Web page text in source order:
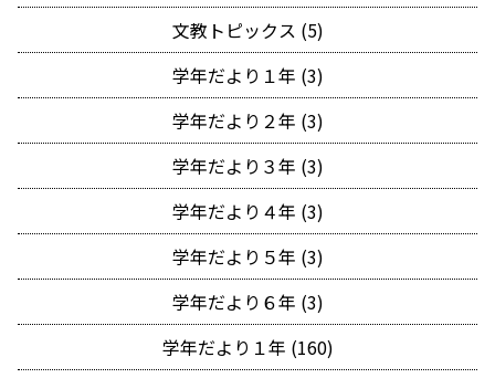
文教トピックス (5)
学年だより１年 (3)
学年だより２年 (3)
学年だより３年 (3)
学年だより４年 (3)
学年だより５年 (3)
学年だより６年 (3)
学年だより１年 (160)